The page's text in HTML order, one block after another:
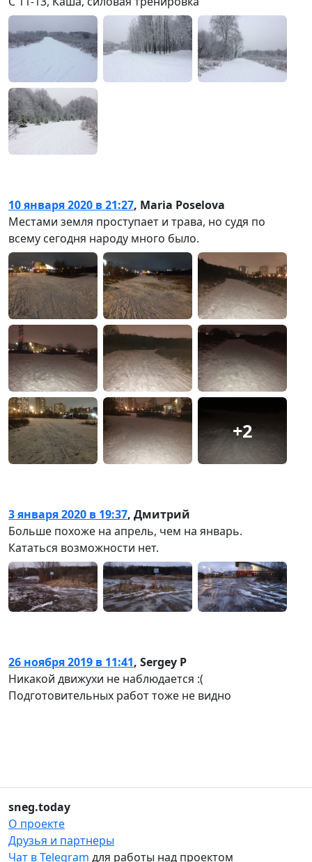
10 января 2020 в 21:27, Maria Poselova
Местами земля проступает и трава, но судя по
всему сегодня народу много было.
+2
3 января 2020 в 19:37, Дмитрий
Больше похоже на апрель, чем на январь.
Кататься возможности нет.
26 ноября 2019 в 11:41, Sergey P
Никакой движухи не наблюдается :(
Подготовительных работ тоже не видно
sneg.today
О проекте
Друзья и партнеры
Чат в Telegram для работы над проектом